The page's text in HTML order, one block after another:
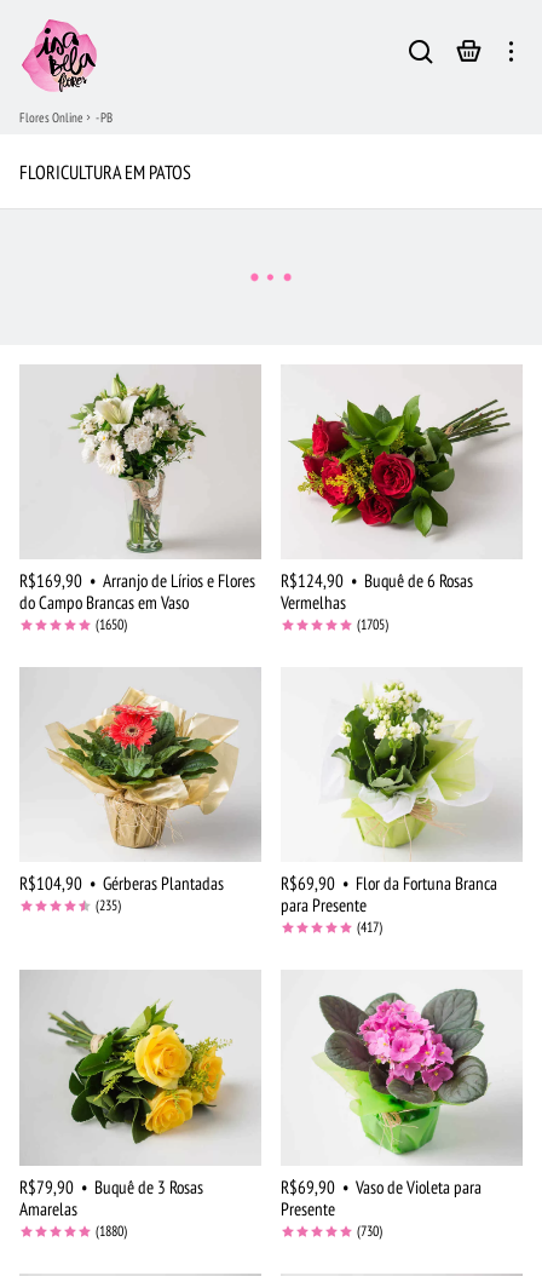
Flores Online - PB
FLORICULTURA EM PATOS
R$169,90 • Arranjo de Lírios e Flores
do Campo Brancas em Vaso
(1650)
R$124,90 • Buquê de 6 Rosas
Vermelhas
(1705)
R$104,90 • Gérberas Plantadas
(235)
R$69,90 • Flor da Fortuna Branca
para Presente
(417)
R$79,90 • Buquê de 3 Rosas
Amarelas
(1880)
R$69,90 • Vaso de Violeta para
Presente
(730)